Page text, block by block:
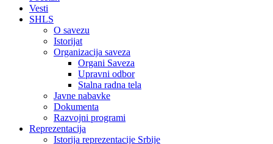
Vesti
SHLS
O savezu
Istorijat
Organizacija saveza
Organi Saveza
Upravni odbor
Stalna radna tela
Javne nabavke
Dokumenta
Razvojni programi
Reprezentacija
Istorija reprezentacije Srbije